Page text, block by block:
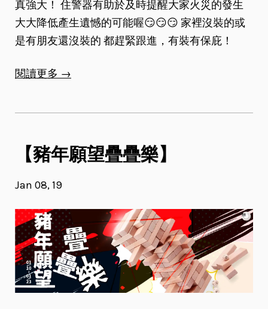
真強大！ 住警器有助於及時提醒大家火災的發生
大大降低產生遺憾的可能喔😏😏😏 家裡沒裝的或
是有朋友還沒裝的 都趕緊跟進，有裝有保庇！
閱讀更多 →
【豬年願望疊疊樂】
Jan 08, 19